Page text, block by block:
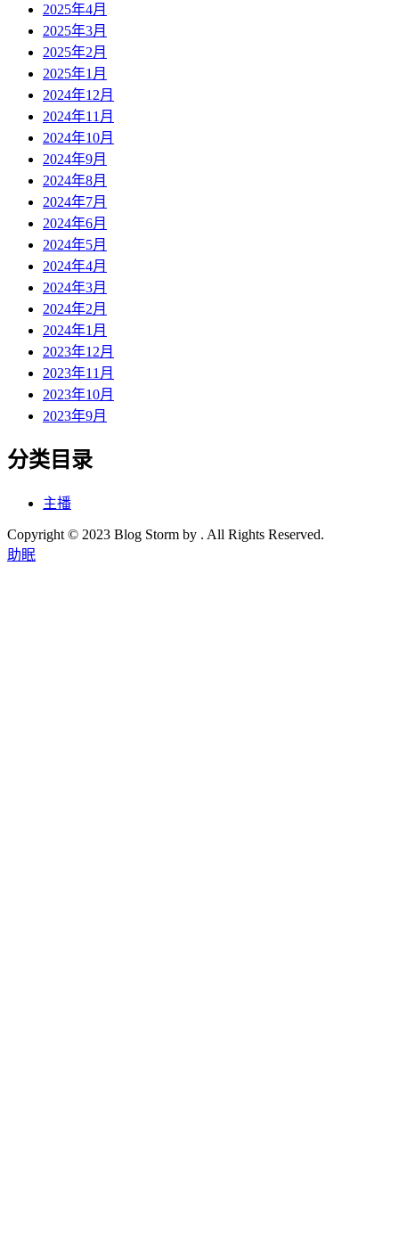
2025年4月
2025年3月
2025年2月
2025年1月
2024年12月
2024年11月
2024年10月
2024年9月
2024年8月
2024年7月
2024年6月
2024年5月
2024年4月
2024年3月
2024年2月
2024年1月
2023年12月
2023年11月
2023年10月
2023年9月
分类目录
主播
Copyright © 2023 Blog Storm by . All Rights Reserved.
助眠